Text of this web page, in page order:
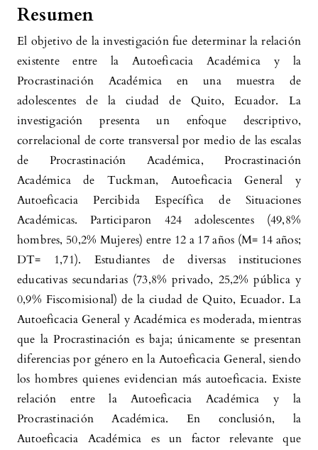
Resumen
El objetivo de la investigación fue determinar la relación
existente entre la Autoeficacia Académica y la
Procrastinación Académica en una muestra de
adolescentes de la ciudad de Quito, Ecuador. La
investigación presenta un enfoque descriptivo,
correlacional de corte transversal por medio de las escalas
de Procrastinación Académica, Procrastinación
Académica de Tuckman, Autoeficacia General y
Autoeficacia Percibida Específica de Situaciones
Académicas. Participaron 424 adolescentes (49,8%
hombres, 50,2% Mujeres) entre 12 a 17 años (M= 14 años;
DT= 1,71). Estudiantes de diversas instituciones
educativas secundarias (73,8% privado, 25,2% pública y
0,9% Fiscomisional) de la ciudad de Quito, Ecuador. La
Autoeficacia General y Académica es moderada, mientras
que la Procrastinación es baja; únicamente se presentan
diferencias por género en la Autoeficacia General, siendo
los hombres quienes evidencian más autoeficacia. Existe
relación entre la Autoeficacia Académica y la
Procrastinación Académica. En conclusión, la
Autoeficacia Académica es un factor relevante que